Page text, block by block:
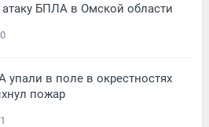
БПЛА в Омской области
в поле в окрестностях
пожар